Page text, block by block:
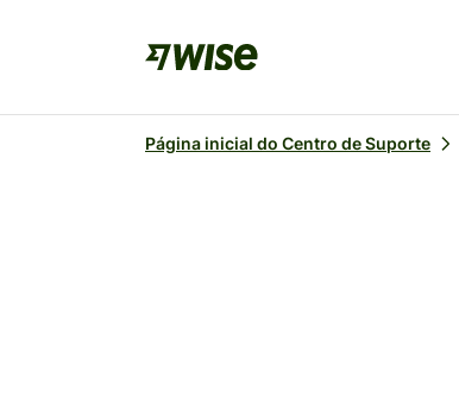
Página inicial do Centro de Suporte